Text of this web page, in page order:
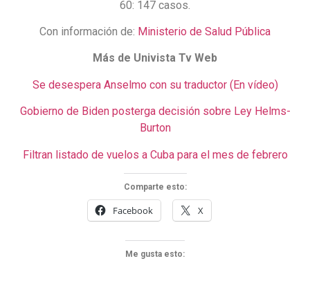
60: 147 casos.
Con información de: Ministerio de Salud Pública
Más de Univista Tv Web
Se desespera Anselmo con su traductor (En vídeo)
Gobierno de Biden posterga decisión sobre Ley Helms-
Burton
Filtran listado de vuelos a Cuba para el mes de febrero
Comparte esto:
Facebook X
Me gusta esto: